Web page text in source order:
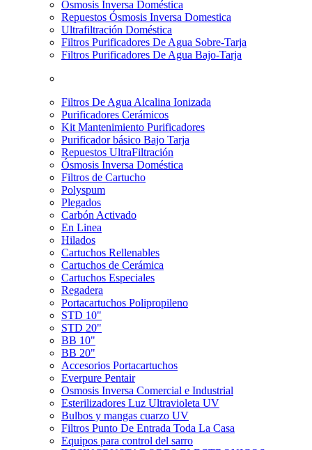
Osmosis Inversa Doméstica
Repuestos Ósmosis Inversa Domestica
Ultrafiltración Doméstica
Filtros Purificadores De Agua Sobre-Tarja
Filtros Purificadores De Agua Bajo-Tarja
Filtros De Agua Alcalina Ionizada
Purificadores Cerámicos
Kit Mantenimiento Purificadores
Purificador básico Bajo Tarja
Repuestos UltraFiltración
Ósmosis Inversa Doméstica
Filtros de Cartucho
Polyspum
Plegados
Carbón Activado
En Linea
Hilados
Cartuchos Rellenables
Cartuchos de Cerámica
Cartuchos Especiales
Regadera
Portacartuchos Polipropileno
STD 10"
STD 20"
BB 10"
BB 20"
Accesorios Portacartuchos
Everpure Pentair
Osmosis Inversa Comercial e Industrial
Esterilizadores Luz Ultravioleta UV
Bulbos y mangas cuarzo UV
Filtros Punto De Entrada Toda La Casa
Equipos para control del sarro